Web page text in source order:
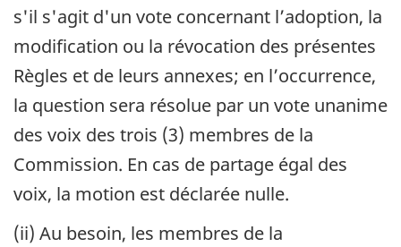
s'il s'agit d'un vote concernant l’adoption, la
modification ou la révocation des présentes
Règles et de leurs annexes; en l’occurrence,
la question sera résolue par un vote unanime
des voix des trois (3) membres de la
Commission. En cas de partage égal des
voix, la motion est déclarée nulle.
(ii) Au besoin, les membres de la